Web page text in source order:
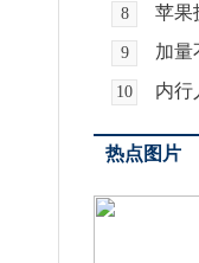
8 苹果
9 加量
10 内行
热点图片